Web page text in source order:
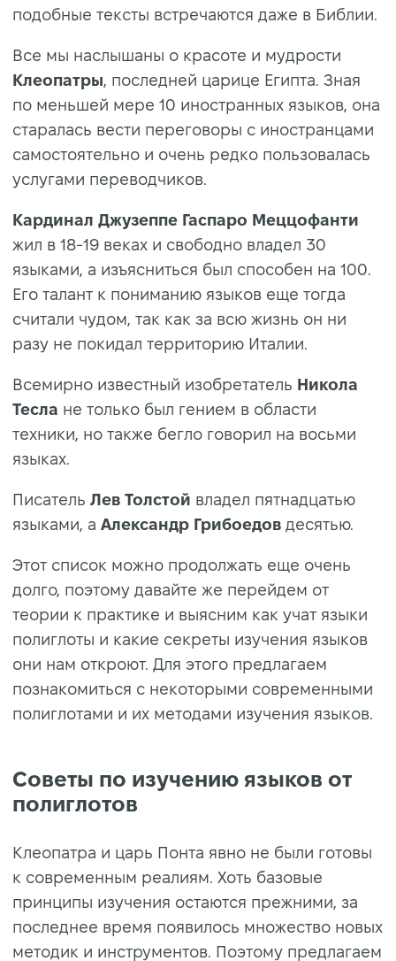
подобные тексты встречаются даже в Библии.
Все мы наслышаны о красоте и мудрости
Клеопатры , последней царице Египта. Зная
по меньшей мере 10 иностранных языков, она
старалась вести переговоры с иностранцами
самостоятельно и очень редко пользовалась
услугами переводчиков.
Кардинал Джузеппе Гаспаро Меццофанти
жил в 18-19 веках и свободно владел 30
языками, а изъясниться был способен на 100.
Его талант к пониманию языков еще тогда
считали чудом, так как за всю жизнь он ни
разу не покидал территорию Италии.
Всемирно известный изобретатель Никола
Тесла не только был гением в области
техники, но также бегло говорил на восьми
языках.
Писатель Лев Толстой владел пятнадцатью
языками, а Александр Грибоедов десятью.
Этот список можно продолжать еще очень
долго, поэтому давайте же перейдем от
теории к практике и выясним как учат языки
полиглоты и какие секреты изучения языков
они нам откроют. Для этого предлагаем
познакомиться с некоторыми современными
полиглотами и их методами изучения языков.
Советы по изучению языков от
полиглотов
Клеопатра и царь Понта явно не были готовы
к современным реалиям. Хоть базовые
принципы изучения остаются прежними, за
последнее время появилось множество новых
методик и инструментов. Поэтому предлагаем